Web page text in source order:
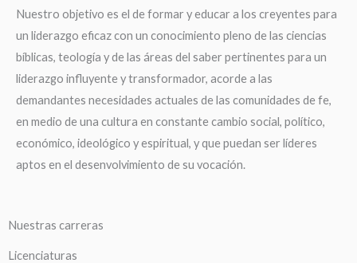
Nuestro objetivo es el de formar y educar a los creyentes para
un liderazgo eficaz con un conocimiento pleno de las ciencias
bíblicas, teología y de las áreas del saber pertinentes para un
liderazgo influyente y transformador, acorde a las
demandantes necesidades actuales de las comunidades de fe,
en medio de una cultura en constante cambio social, político,
económico, ideológico y espiritual, y que puedan ser líderes
aptos en el desenvolvimiento de su vocación.
Nuestras carreras
Licenciaturas